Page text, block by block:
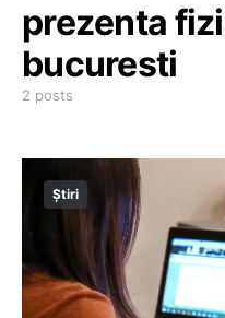
prezenta
bucuresti
2 posts
Știri